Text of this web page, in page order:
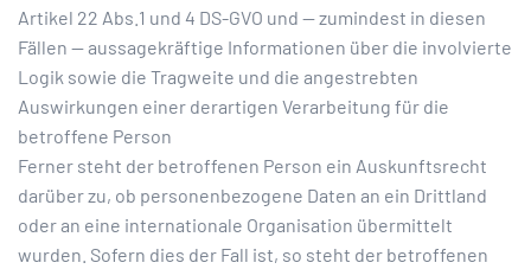
Artikel 22 Abs.1 und 4 DS-GVO und — zumindest in diesen
Fällen — aussagekräftige Informationen über die involvierte
Logik sowie die Tragweite und die angestrebten
Auswirkungen einer derartigen Verarbeitung für die
betroffene Person
Ferner steht der betroffenen Person ein Auskunftsrecht
darüber zu, ob personenbezogene Daten an ein Drittland
oder an eine internationale Organisation übermittelt
wurden. Sofern dies der Fall ist, so steht der betroffenen